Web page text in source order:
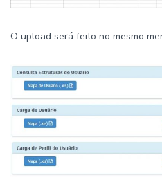
O upload será feito no mesmo